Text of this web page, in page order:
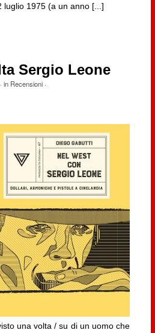
luglio 1975 (a un anno [...]
Sergio Leone
in Recensioni·
una volta / su di un uomo che